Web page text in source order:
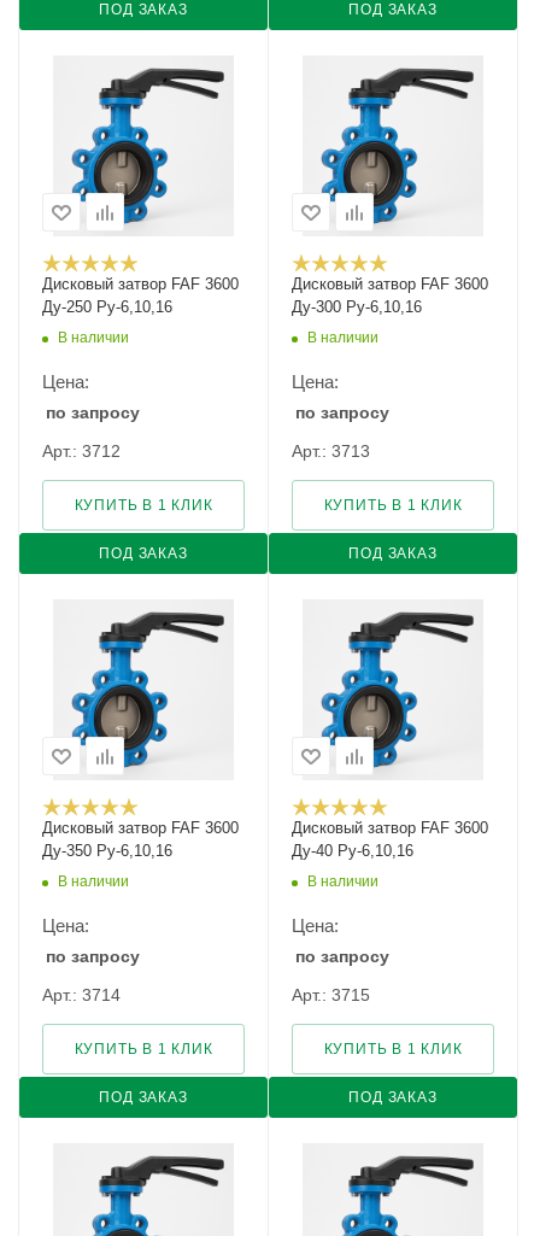
ПОД ЗАКАЗ ПОД ЗАКАЗ
Дисковый затвор FAF 3600
Ду-250 Ру-6,10,16
В наличии
Цена:
по запросу
Арт.: 3712
ПОД ЗАКАЗ
КУПИТЬ В 1 КЛИК
Дисковый затвор FAF 3600
Ду-300 Ру-6,10,16
В наличии
Цена:
по запросу
Арт.: 3713
ПОД ЗАКАЗ
КУПИТЬ В 1 КЛИК
Дисковый затвор FAF 3600
Ду-350 Ру-6,10,16
В наличии
Цена:
по запросу
Арт.: 3714
ПОД ЗАКАЗ
КУПИТЬ В 1 КЛИК
Дисковый затвор FAF 3600
Ду-40 Ру-6,10,16
В наличии
Цена:
по запросу
Арт.: 3715
ПОД ЗАКАЗ
КУПИТЬ В 1 КЛИК